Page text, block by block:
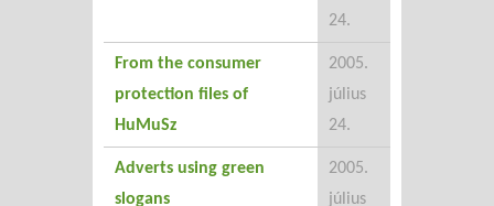
24.
From the consumer
protection files of
HuMuSz
2005.
július
24.
Adverts using green
slogans
2005.
július